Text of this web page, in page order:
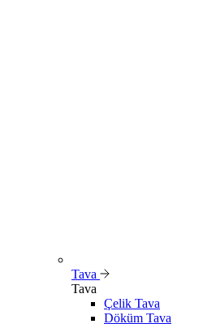
Tava
Tava
Çelik Tava
Döküm Tava